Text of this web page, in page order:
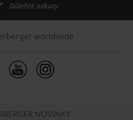
Důležité odkazy
worldwide
NOVINKY